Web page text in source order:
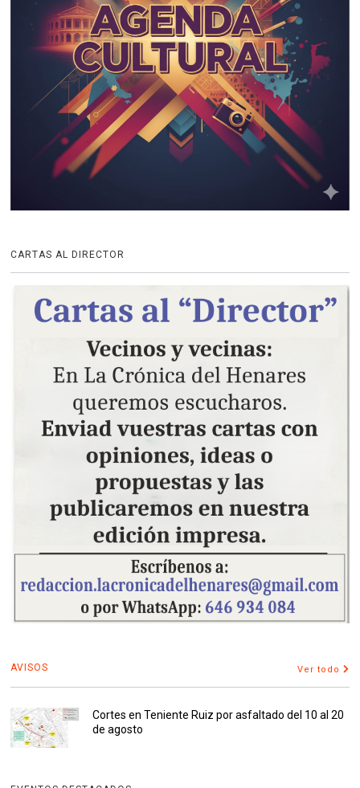
CARTAS AL DIRECTOR
AVISOS Ver todo
Cortes en Teniente Ruiz por asfaltado del 10 al 20
de agosto